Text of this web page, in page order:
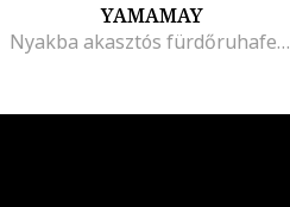
YAMAMAY
Nyakba akasztós fürdőruhafelső csíkos mintával